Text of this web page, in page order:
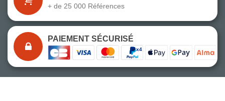
+ de 25 000 Références
PAIEMENT SÉCURISÉ